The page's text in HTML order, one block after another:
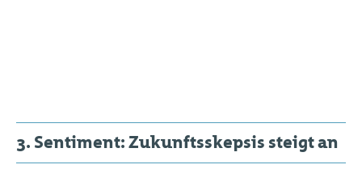
3. Sentiment: Zukunftsskepsis steigt an